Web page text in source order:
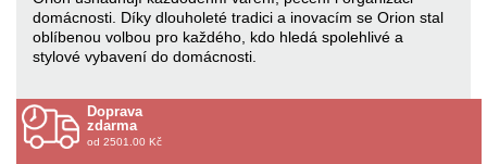
domácnosti. Díky dlouholeté tradici a inovacím se Orion stal
oblíbenou volbou pro každého, kdo hledá spolehlivé a
stylové vybavení do domácnosti.
Doprava
zdarma
od 2501.00 Kč